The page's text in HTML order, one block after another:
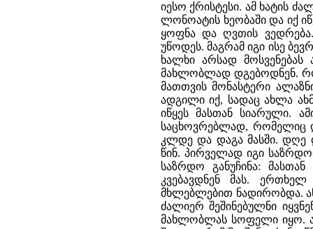
იესო ქრისტესი. ამ ხატის
ლონოატის ხეობაში და იქ
ყოფნა და ღვთის
უწოდეს. მაგრამ იგი ისე
ხალხი არსად
მახლობლად დგებოდნენ.
მათთვის მონასტერი
ადგილი იქ, სადაც ახლა
იწყეს მასთან სიარული.
საცხოვრებლად, რომელიც
კლდე და დაგა მასში. დღე
წინ. პირველად იგი
საზრდო განუჩინა:
კვებავდნენ მას.
მხლებლებით ნადირობდა.
ძალიერ შეშინებულნი
მახლობლას სოფელი იყო.